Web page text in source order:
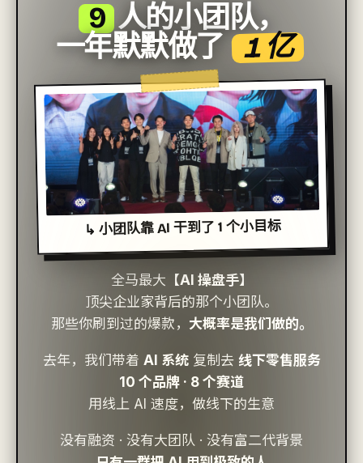
9 人的小团队，
一年默默做了
1 亿
↳ 小团队靠 AI 干到了 1 个小目标
全马最大 【AI 操盘手】
顶尖企业家背后的那个小团队。
那些你刷到过的爆款， 大概率是我们做的。
去年，我们带着 AI 系统复制去 线下零售服务
10 个品牌 · 8 个赛道
用线上 AI 速度，做线下的生意
没有融资 · 没有大团队 · 没有富二代背景